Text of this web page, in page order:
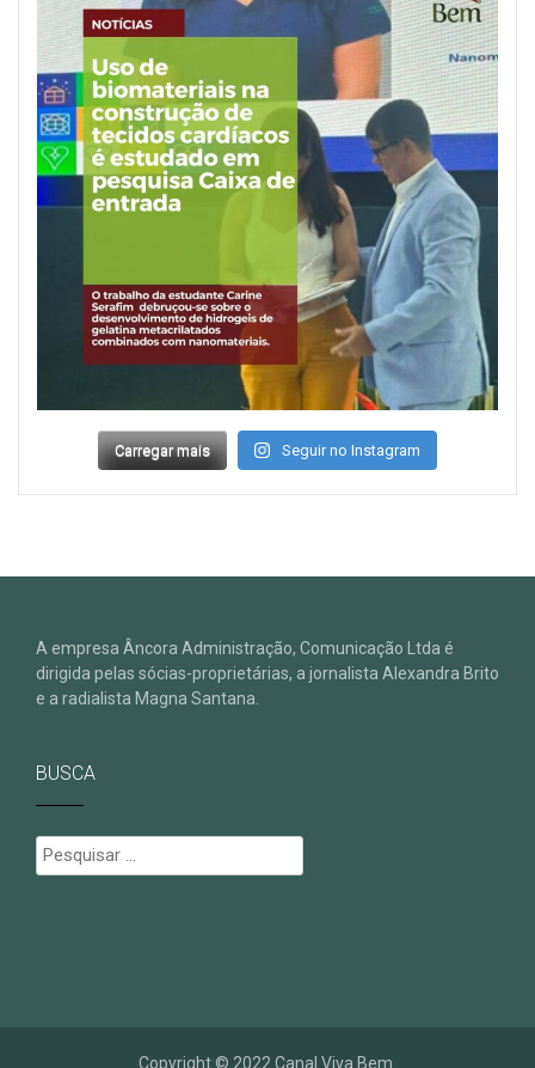
Carregar mais Seguir no Instagram
A empresa Âncora Administração, Comunicação Ltda é
dirigida pelas sócias-proprietárias, a jornalista Alexandra Brito
e a radialista Magna Santana.
BUSCA
Pesquisar
por:
Copyright © 2022 Canal Viva Bem.